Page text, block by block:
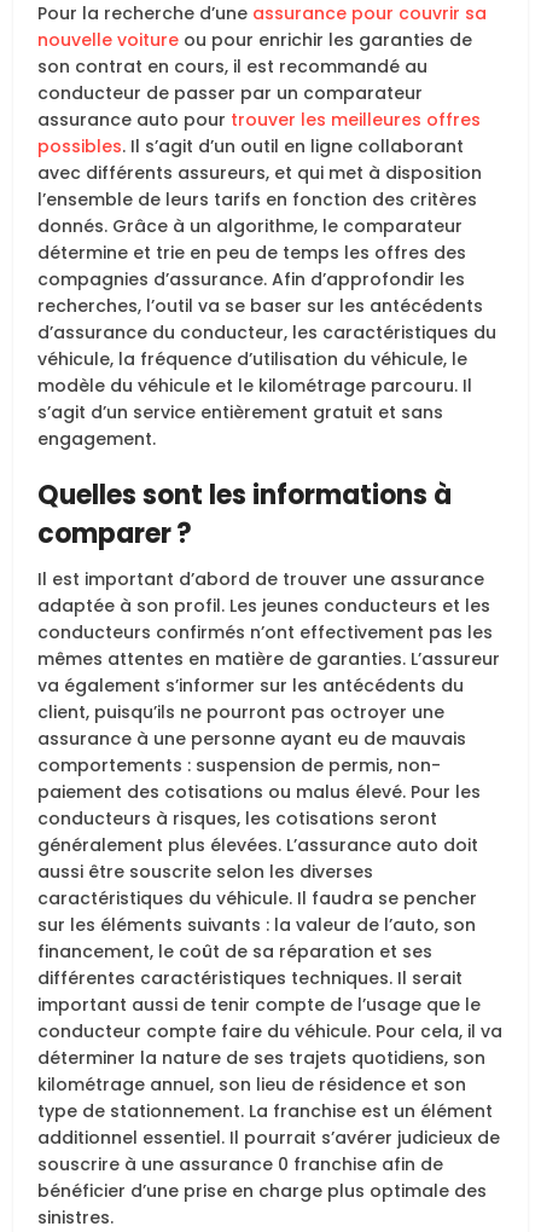
Pour la recherche d’une assurance pour couvrir sa
nouvelle voiture ou pour enrichir les garanties de
son contrat en cours, il est recommandé au
conducteur de passer par un comparateur
assurance auto pour trouver les meilleures offres
possibles. Il s’agit d’un outil en ligne collaborant
avec différents assureurs, et qui met à disposition
l’ensemble de leurs tarifs en fonction des critères
donnés. Grâce à un algorithme, le comparateur
détermine et trie en peu de temps les offres des
compagnies d’assurance. Afin d’approfondir les
recherches, l’outil va se baser sur les antécédents
d’assurance du conducteur, les caractéristiques du
véhicule, la fréquence d’utilisation du véhicule, le
modèle du véhicule et le kilométrage parcouru. Il
s’agit d’un service entièrement gratuit et sans
engagement.
Quelles sont les informations à
comparer ?
Il est important d’abord de trouver une assurance
adaptée à son profil. Les jeunes conducteurs et les
conducteurs confirmés n’ont effectivement pas les
mêmes attentes en matière de garanties. L’assureur
va également s’informer sur les antécédents du
client, puisqu’ils ne pourront pas octroyer une
assurance à une personne ayant eu de mauvais
comportements : suspension de permis, non-
paiement des cotisations ou malus élevé. Pour les
conducteurs à risques, les cotisations seront
généralement plus élevées. L’assurance auto doit
aussi être souscrite selon les diverses
caractéristiques du véhicule. Il faudra se pencher
sur les éléments suivants : la valeur de l’auto, son
financement, le coût de sa réparation et ses
différentes caractéristiques techniques. Il serait
important aussi de tenir compte de l’usage que le
conducteur compte faire du véhicule. Pour cela, il va
déterminer la nature de ses trajets quotidiens, son
kilométrage annuel, son lieu de résidence et son
type de stationnement. La franchise est un élément
additionnel essentiel. Il pourrait s’avérer judicieux de
souscrire à une assurance 0 franchise afin de
bénéficier d’une prise en charge plus optimale des
sinistres.